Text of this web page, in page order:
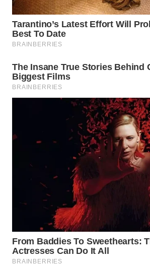
MALUKU
WN
MALUT
WN
DAIRI
NIAS
LANGKAT
WN
TAPANULI
SELATAN